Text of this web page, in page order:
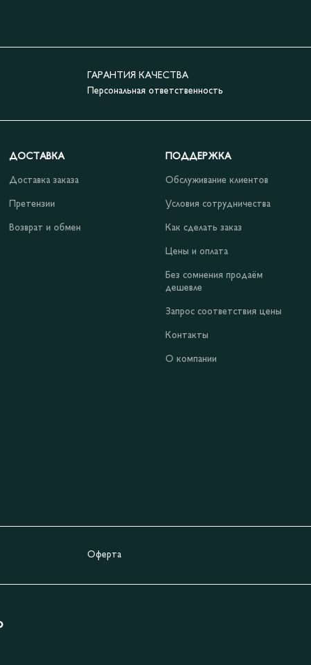
ГАРАНТИЯ КАЧЕСТВА
Персональная ответственность
ДОСТАВКА
Доставка заказа
Претензии
Возврат и обмен
ПОДДЕРЖКА
Обслуживание клиентов
Условия сотрудничества
Как сделать заказ
Цены и оплата
Без сомнения продаём
дешевле
Запрос соответствия цены
Контакты
О компании
Оферта